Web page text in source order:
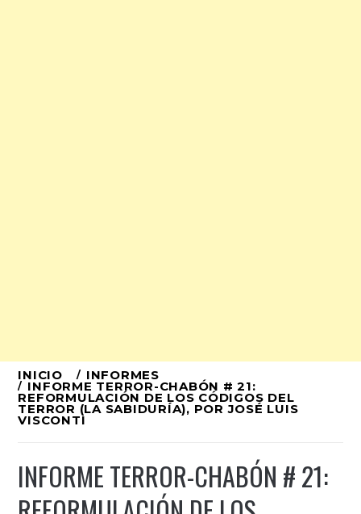
Ir
al
contenido
INICIO INFORMES
INFORME TERROR-CHABÓN # 21:
REFORMULACIÓN DE LOS CÓDIGOS DEL
TERROR (LA SABIDURÍA), POR JOSÉ LUIS
VISCONTI
INFORME TERROR-CHABÓN # 21: